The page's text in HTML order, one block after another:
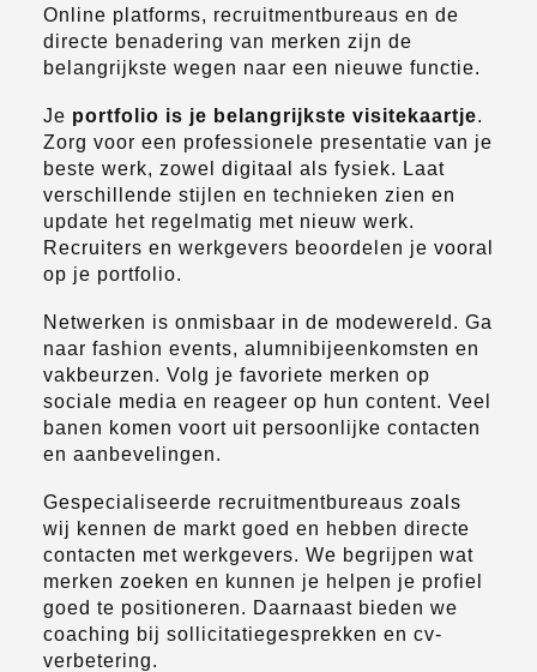
Online platforms, recruitmentbureaus en de
directe benadering van merken zijn de
belangrijkste wegen naar een nieuwe functie.
Je portfolio is je belangrijkste visitekaartje.
Zorg voor een professionele presentatie van je
beste werk, zowel digitaal als fysiek. Laat
verschillende stijlen en technieken zien en
update het regelmatig met nieuw werk.
Recruiters en werkgevers beoordelen je vooral
op je portfolio.
Netwerken is onmisbaar in de modewereld. Ga
naar fashion events, alumnibijeenkomsten en
vakbeurzen. Volg je favoriete merken op
sociale media en reageer op hun content. Veel
banen komen voort uit persoonlijke contacten
en aanbevelingen.
Gespecialiseerde recruitmentbureaus zoals
wij kennen de markt goed en hebben directe
contacten met werkgevers. We begrijpen wat
merken zoeken en kunnen je helpen je profiel
goed te positioneren. Daarnaast bieden we
coaching bij sollicitatiegesprekken en cv-
verbetering.